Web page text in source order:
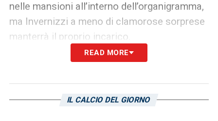
nelle mansioni all’interno dell’organigramma,
ma Invernizzi a meno di clamorose sorprese
manterrà il proprio incarico.
Un legame profondo con il club
Il legame tra Giovanni Invernizzi e la
Sampdoria è profondo e radicato. La sua
READ MORE
IL CALCIO DEL GIORNO